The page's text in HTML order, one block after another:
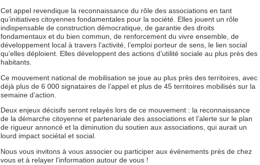
Cet appel revendique la reconnaissance du rôle des associations en tant
qu’initiatives citoyennes fondamentales pour la société. Elles jouent un rôle
indispensable de construction démocratique, de garantie des droits
fondamentaux et du bien commun, de renforcement du vivre ensemble, de
développement local à travers l’activité, l’emploi porteur de sens, le lien social
qu’elles déploient. Elles développent des actions d’utilité sociale au plus près des
habitants.
Ce mouvement national de mobilisation se joue au plus près des territoires, avec
déjà plus de 6 000 signataires de l’appel et plus de 45 territoires mobilisés sur la
semaine d’action.
Deux enjeux décisifs seront relayés lors de ce mouvement : la reconnaissance
de la démarche citoyenne et partenariale des associations et l’alerte sur le plan
de rigueur annoncé et la diminution du soutien aux associations, qui aurait un
lourd impact sociétal et social.
Nous vous invitons à vous associer ou participer aux évènements près de chez
vous et à relayer l’information autour de vous !